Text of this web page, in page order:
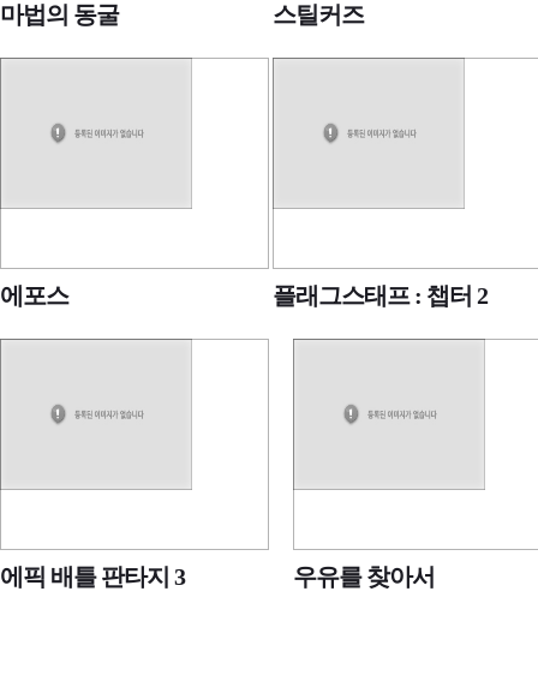
마법의 동굴 스틸커즈
에포스 플래그스태프 : 챕터 2
에픽 배틀 판타지 3 우유를 찾아서